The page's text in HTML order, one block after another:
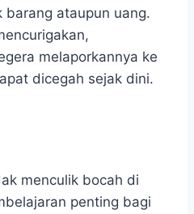
barang ataupun uang.
melaporkannya ke
dicegah sejak dini.
menculik bocah di
penting bagi